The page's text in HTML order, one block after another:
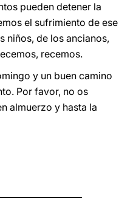
pueden detener la
el sufrimiento de ese
niños, de los ancianos,
recemos.
y un buen camino
Por favor, no os
almuerzo y hasta la